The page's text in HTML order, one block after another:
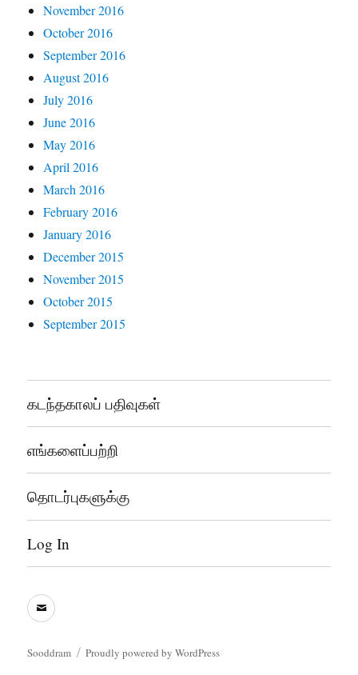
November 2016
October 2016
September 2016
August 2016
July 2016
June 2016
May 2016
April 2016
March 2016
February 2016
January 2016
December 2015
November 2015
October 2015
September 2015
கடந்தகாலப் பதிவுகள்
எங்களைப்பற்றி
தொடர்புகளுக்கு
Log In
sooddram@gmail.com
Sooddram Proudly powered by WordPress